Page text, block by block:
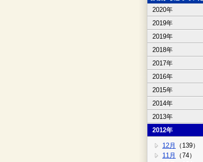
2020年
2019年
2019年
2018年
2017年
2016年
2015年
2014年
2013年
2012年
12月
（139）
11月
（74）